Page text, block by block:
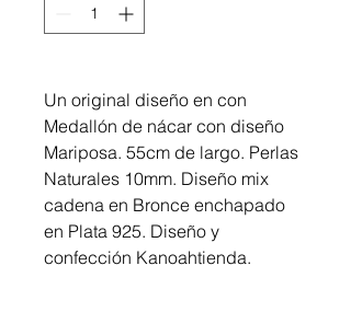
Un original diseño en con
Medallón de nácar con diseño
Mariposa. 55cm de largo. Perlas
Naturales 10mm. Diseño mix
cadena en Bronce enchapado
en Plata 925. Diseño y
confección Kanoahtienda.